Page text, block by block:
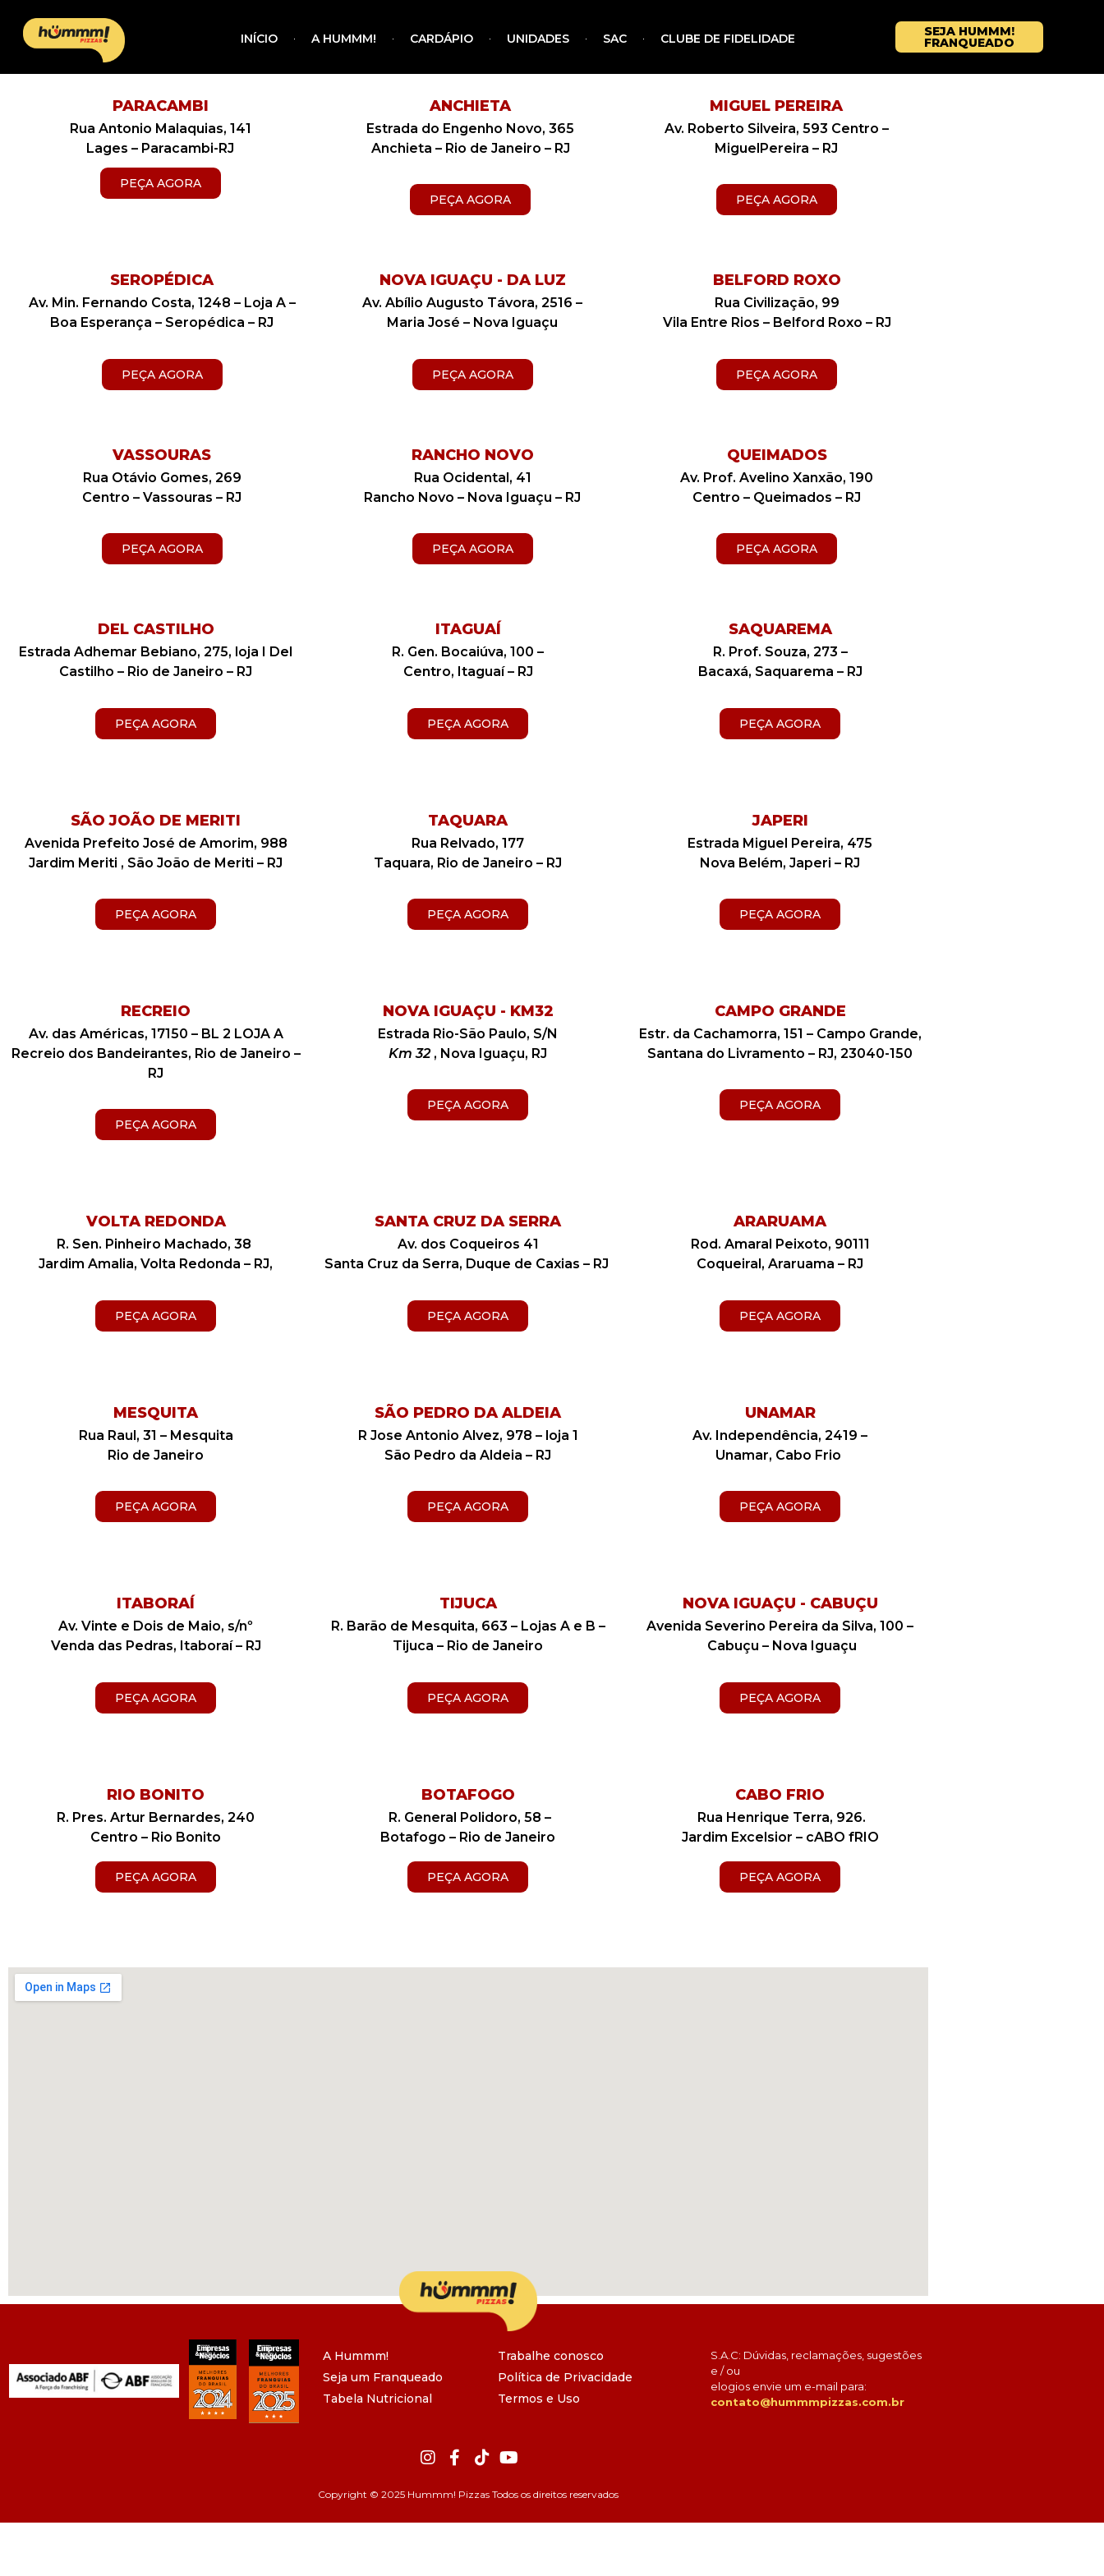
INÍCIO A HUMMM! CARDÁPIO UNIDADES SAC CLUBE DE FIDELIDADE SEJA HUMMM!
FRANQUEADO
PARACAMBI
Rua Antonio Malaquias, 141
Lages – Paracambi-RJ
PEÇA AGORA
ANCHIETA
Estrada do Engenho Novo, 365
Anchieta – Rio de Janeiro – RJ
PEÇA AGORA
MIGUEL PEREIRA
Av. Roberto Silveira, 593 Centro –
MiguelPereira – RJ
PEÇA AGORA
SEROPÉDICA
Av. Min. Fernando Costa, 1248 – Loja A –
Boa Esperança – Seropédica – RJ
PEÇA AGORA
NOVA IGUAÇU - DA LUZ
Av. Abílio Augusto Távora, 2516 –
Maria José – Nova Iguaçu
PEÇA AGORA
BELFORD ROXO
Rua Civilização, 99
Vila Entre Rios – Belford Roxo – RJ
PEÇA AGORA
VASSOURAS
Rua Otávio Gomes, 269
Centro – Vassouras – RJ
PEÇA AGORA
RANCHO NOVO
Rua Ocidental, 41
Rancho Novo – Nova Iguaçu – RJ
PEÇA AGORA
QUEIMADOS
Av. Prof. Avelino Xanxão, 190
Centro – Queimados – RJ
PEÇA AGORA
DEL CASTILHO
Estrada Adhemar Bebiano, 275, loja I Del
Castilho – Rio de Janeiro – RJ
PEÇA AGORA
ITAGUAÍ
R. Gen. Bocaiúva, 100 –
Centro, Itaguaí – RJ
PEÇA AGORA
SAQUAREMA
R. Prof. Souza, 273 –
Bacaxá, Saquarema – RJ
PEÇA AGORA
SÃO JOÃO DE MERITI
Avenida Prefeito José de Amorim, 988
Jardim Meriti , São João de Meriti – RJ
PEÇA AGORA
TAQUARA
Rua Relvado, 177
Taquara, Rio de Janeiro – RJ
PEÇA AGORA
JAPERI​
Estrada Miguel Pereira, 475
Nova Belém, Japeri – RJ
PEÇA AGORA
RECREIO
Av. das Américas, 17150 – BL 2 LOJA A
Recreio dos Bandeirantes, Rio de Janeiro –
RJ
PEÇA AGORA
NOVA IGUAÇU - KM32
Estrada Rio-São Paulo, S/N
Km 32, Nova Iguaçu, RJ
PEÇA AGORA
CAMPO GRANDE
Estr. da Cachamorra, 151 – Campo Grande,
Santana do Livramento – RJ, 23040-150
PEÇA AGORA
VOLTA REDONDA
R. Sen. Pinheiro Machado, 38
Jardim Amalia, Volta Redonda – RJ,
PEÇA AGORA
SANTA CRUZ DA SERRA
Av. dos Coqueiros 41
Santa Cruz da Serra, Duque de Caxias – RJ
PEÇA AGORA
ARARUAMA
Rod. Amaral Peixoto, 90111
Coqueiral, Araruama – RJ
PEÇA AGORA
MESQUITA
Rua Raul, 31 – Mesquita
Rio de Janeiro
PEÇA AGORA
SÃO PEDRO DA ALDEIA
R Jose Antonio Alvez, 978 – loja 1
São Pedro da Aldeia – RJ
PEÇA AGORA
UNAMAR
Av. Independência, 2419 –
Unamar, Cabo Frio
PEÇA AGORA
ITABORAÍ
Av. Vinte e Dois de Maio, s/nº
Venda das Pedras, Itaboraí – RJ
PEÇA AGORA
TIJUCA
R. Barão de Mesquita, 663 – Lojas A e B –
Tijuca – Rio de Janeiro
PEÇA AGORA
NOVA IGUAÇU - CABUÇU
Avenida Severino Pereira da Silva, 100 –
Cabuçu – Nova Iguaçu
PEÇA AGORA
RIO BONITO
R. Pres. Artur Bernardes, 240
Centro – Rio Bonito
PEÇA AGORA
BOTAFOGO
R. General Polidoro, 58 –
Botafogo – Rio de Janeiro
PEÇA AGORA
CABO FRIO
Rua Henrique Terra, 926.
Jardim Excelsior – cABO fRIO
PEÇA AGORA
A Hummm!
Seja um Franqueado
Tabela Nutricional
Trabalhe conosco
Política de Privacidade
Termos e Uso
S.A.C: Dúvidas, reclamações, sugestões
e / ou
elogios envie um e-mail para:
contato@hummmpizzas.com.br
Copyright © 2025 Hummm! Pizzas Todos os direitos reservados